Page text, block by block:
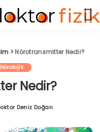
> Nörotransmitter Nedir?
Nörolojik
Nedir?
Deniz Doğan